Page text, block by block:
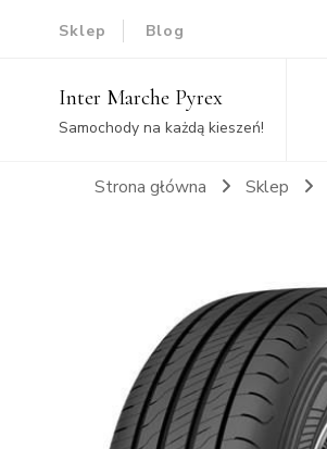
Sklep Blog
Inter Marche Pyrex
Samochody na każdą kieszeń!
Strona główna Sklep